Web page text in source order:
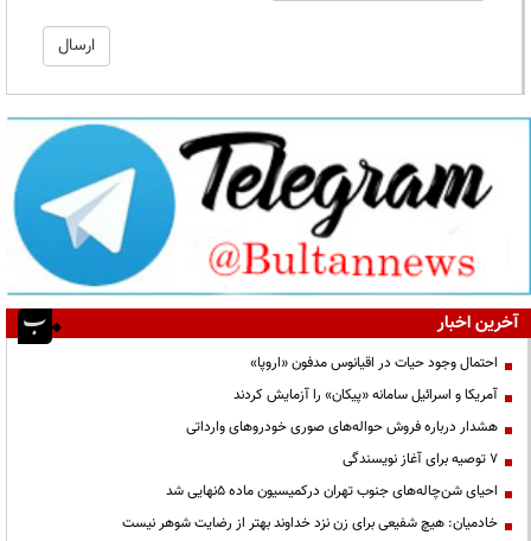
آخرین اخبار
احتمال وجود حیات در اقیانوس مدفون «اروپا»
آمریکا و اسرائیل سامانه «پیکان» را آزمایش کردند
هشدار درباره فروش حواله‌های صوری خودروهای وارداتی
۷ توصیه برای آغاز نویسندگی
احیای شن‌چاله‌های جنوب تهران درکمیسیون ماده ۵نهایی شد
خادمیان: هیچ شفیعی برای زن نزد خداوند بهتر از رضایت شوهر نیست